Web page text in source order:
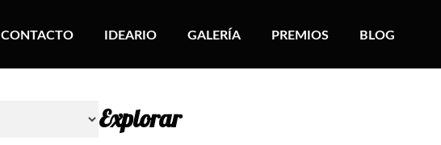
CONTACTO IDEARIO GALERÍA PREMIOS BLOG
Explorar